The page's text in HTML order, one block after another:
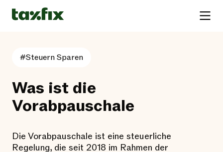
#Steuern Sparen
Was ist die
Vorabpauschale
Die Vorabpauschale ist eine steuerliche
Regelung, die seit 2018 im Rahmen der